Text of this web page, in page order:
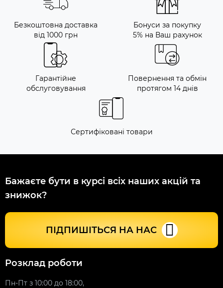
Безкоштовна доставка
від 1000 грн
Бонуси за покупку
5% на Ваш рахунок
Гарантійне
обслуговування
Повернення та обмін
протягом 14 днів
Сертифіковані товари
Бажаєте бути в курсі всіх наших акцій та
знижок?
ПІДПИШІТЬСЯ НА НАС
Розклад роботи
Пн-Пт з 10:00 до 18:00,